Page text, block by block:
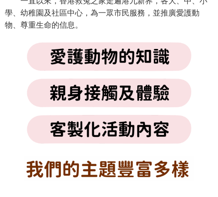
學、幼稚園及社區中心，為一眾市民服務，並推廣愛護動
物、尊重生命的信息。